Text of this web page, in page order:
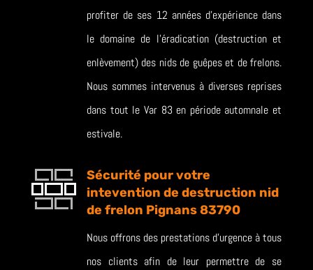
profiter de ses 12 années d’expérience dans
le domaine de l’éradication (destruction et
enlèvement) des nids de guêpes et de frelons.
Nous sommes intervenus à diverses reprises
dans tout le Var 83 en période automnale et
estivale.
Sécurité pour votre
intevention de destruction nid
de frelon Pignans 83790
Nous offrons des prestations d’urgence à tous
nos clients afin de leur permettre de se